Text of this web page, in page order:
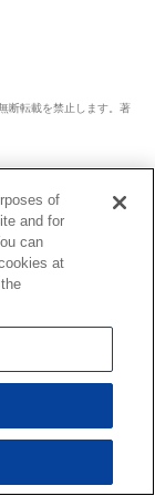
断転載を禁止します。著
of
and for
can
at